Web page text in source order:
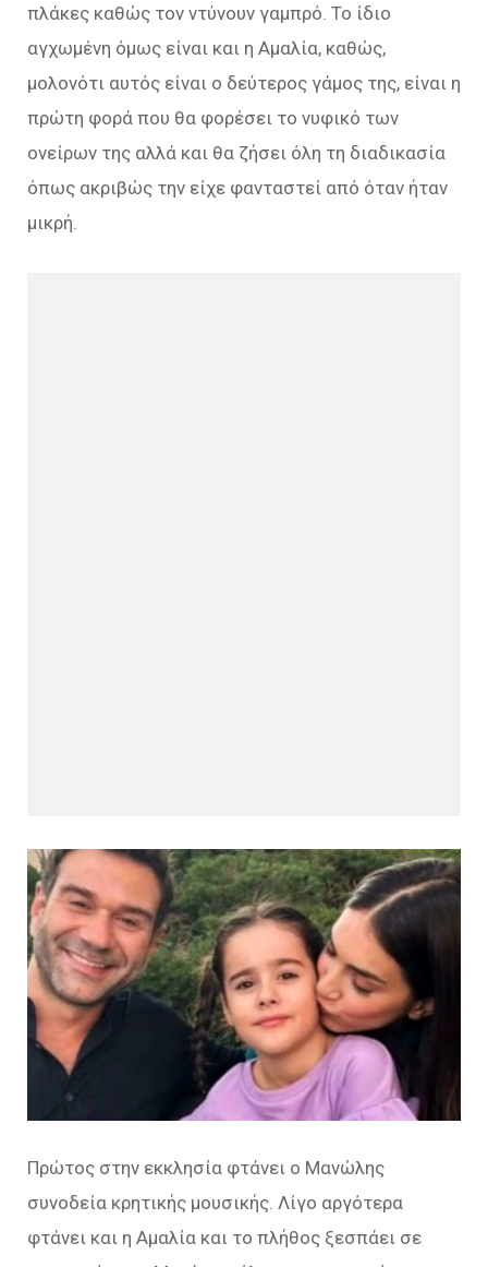
πλάκες καθώς τον ντύνουν γαμπρό. Το ίδιο
αγχωμένη όμως είναι και η Αμαλία, καθώς,
μολονότι αυτός είναι ο δεύτερος γάμος της, είναι η
πρώτη φορά που θα φορέσει το νυφικό των
ονείρων της αλλά και θα ζήσει όλη τη διαδικασία
όπως ακριβώς την είχε φανταστεί από όταν ήταν
μικρή.
Πρώτος στην εκκλησία φτάνει ο Μανώλης
συνοδεία κρητικής μουσικής. Λίγο αργότερα
φτάνει και η Αμαλία και το πλήθος ξεσπάει σε